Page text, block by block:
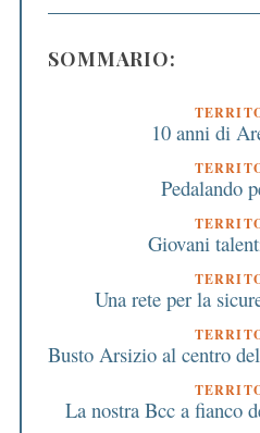
SOMMARIO:
10 anni di
Pedalando
Giovani
Una rete per la
Busto Arsizio al centro
La nostra Bcc a fianco